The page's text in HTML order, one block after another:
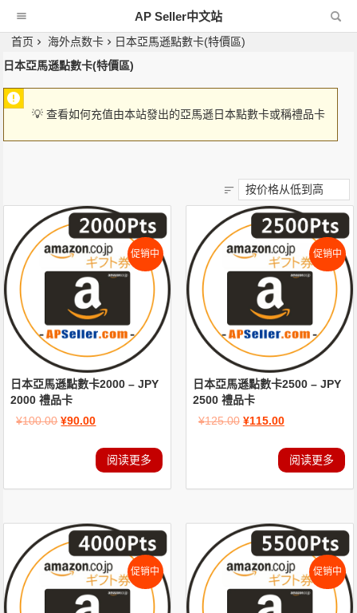
AP Seller中文站
首页 海外点数卡
日本亞馬遜點數卡(特價區)
日本亞馬遜點數卡(特價區)
💡 查看如何充值由本站發出的亞馬遜日本點數卡或稱禮品卡
促销中
日本亞馬遜點數卡2000 – JPY
2000 禮品卡
¥100.00 ¥90.00
阅读更多
促销中
日本亞馬遜點數卡2500 – JPY
2500 禮品卡
¥125.00 ¥115.00
阅读更多
促销中 促销中